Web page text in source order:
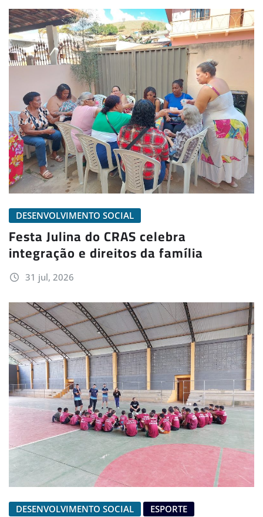
DESENVOLVIMENTO SOCIAL
Festa Julina do CRAS celebra
integração e direitos da família
31 jul, 2026
DESENVOLVIMENTO SOCIAL ESPORTE